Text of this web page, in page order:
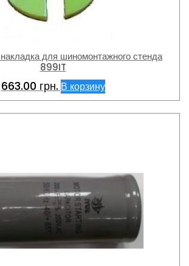
для шиномонтажного стенда
899IT
663.00 грн. В корзину